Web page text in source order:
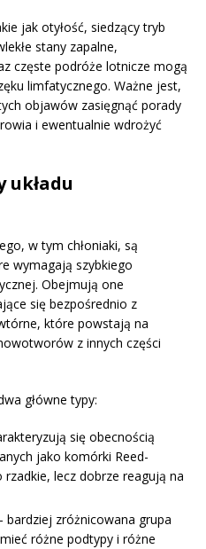
jak otyłość, siedzący tryb
stany zapalne,
częste podróże lotnicze mogą
limfatycznego. Ważne jest,
objawów zasięgnąć porady
i ewentualnie wdrożyć
układu
w tym chłoniaki, są
wymagają szybkiego
Obejmują one
się bezpośrednio z
które powstają na
z innych części
główne typy:
się obecnością
jako komórki Reed-
lecz dobrze reagują na
bardziej zróżnicowana grupa
różne podtypy i różne